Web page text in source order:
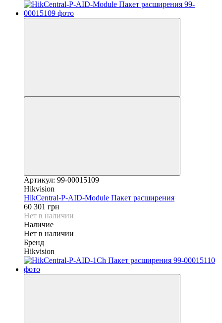
Артикул: 99-00015109
Hikvision
HikCentral-P-AID-Module Пакет расширения
60 301 грн
Нет в наличии
Наличие
Нет в наличии
Бренд
Hikvision